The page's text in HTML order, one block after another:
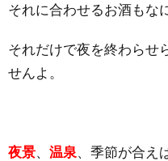
それに合わせるお酒もな
それだけで夜を終わらせ
せんよ。
夜景、 温泉、季節が合え